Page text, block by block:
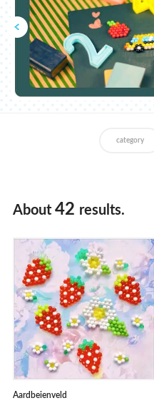
Video's
Voor ouders
category
About 42 results.
Aardbeienveld